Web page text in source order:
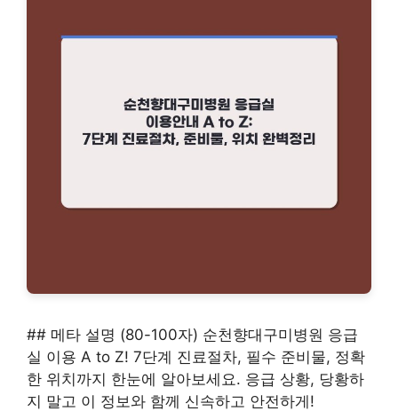
## 메타 설명 (80-100자) 순천향대구미병원 응급
실 이용 A to Z! 7단계 진료절차, 필수 준비물, 정확
한 위치까지 한눈에 알아보세요. 응급 상황, 당황하
지 말고 이 정보와 함께 신속하고 안전하게!